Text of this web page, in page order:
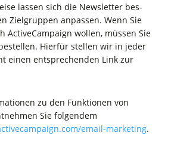
las­sen sich die News­let­ter bes­
Ziel­grup­pen anpas­sen. Wenn Sie
Active­Cam­paign wol­len, müs­sen Sie
Hier­für stel­len wir in jeder
einen ent­spre­chen­den Link zur
zu den Funk­tio­nen von
Sie fol­gen­dem
email-marketing.